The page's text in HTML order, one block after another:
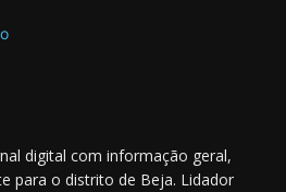
digital com informação geral,
para o distrito de Beja. Lidador